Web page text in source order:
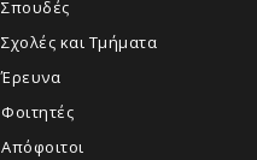
Σπουδές
Σχολές και Τμήματα
Έρευνα
Φοιτητές
Απόφοιτοι